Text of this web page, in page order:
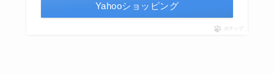
Yahooショッピング
ポチップ